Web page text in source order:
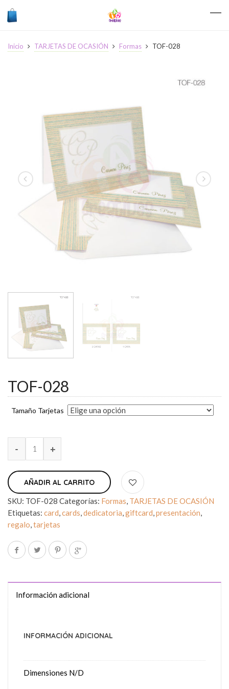
Inicio TARJETAS DE OCASIÓN Formas TOF-028
TOF-028
Tamaño Tarjetas
AÑADIR AL CARRITO
SKU: TOF-028 Categorías: Formas, TARJETAS DE OCASIÓN
Etiquetas: card,cards,dedicatoria,giftcard,presentación,
regalo,tarjetas
Información adicional
INFORMACIÓN ADICIONAL
Dimensiones N/D